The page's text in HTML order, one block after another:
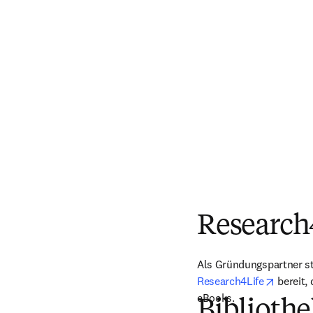
Als Gründungspartner
Research4Life
opens
bereit,
eBooks.